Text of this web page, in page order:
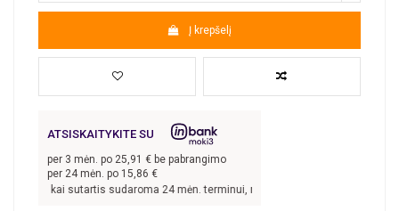
Į krepšelį
ATSISKAITYKITE SU
per 3 mėn. po 25,91 € be pabrangimo
per 24 mėn. po 15,86 €
€, kai sutartis sudaroma 24 mėn. terminui, metinė palūkanų norma –